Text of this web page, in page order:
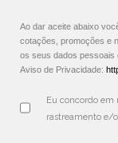
Ao dar aceite abaixo
cotações, promoções e
os seus dados pessoais
Aviso de Privacidade:
Eu concordo em
rastreamento e/